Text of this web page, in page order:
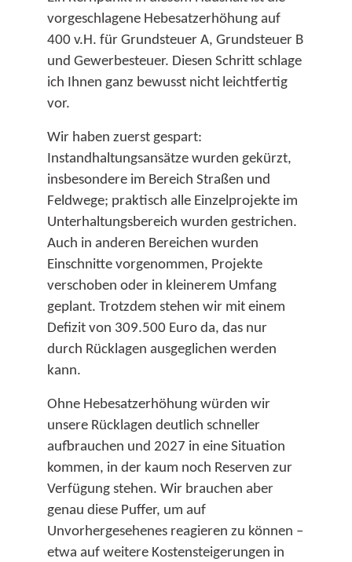
vorgeschlagene Hebesatzerhöhung auf
400 v.H. für Grundsteuer A, Grundsteuer B
und Gewerbesteuer. Diesen Schritt schlage
ich Ihnen ganz bewusst nicht leichtfertig
vor.​
Wir haben zuerst gespart:
Instandhaltungsansätze wurden gekürzt,
insbesondere im Bereich Straßen und
Feldwege; praktisch alle Einzelprojekte im
Unterhaltungsbereich wurden gestrichen.
Auch in anderen Bereichen wurden
Einschnitte vorgenommen, Projekte
verschoben oder in kleinerem Umfang
geplant. Trotzdem stehen wir mit einem
Defizit von 309.500 Euro da, das nur
durch Rücklagen ausgeglichen werden
kann.​
Ohne Hebesatzerhöhung würden wir
unsere Rücklagen deutlich schneller
aufbrauchen und 2027 in eine Situation
kommen, in der kaum noch Reserven zur
Verfügung stehen. Wir brauchen aber
genau diese Puffer, um auf
Unvorhergesehenes reagieren zu können –
etwa auf weitere Kostensteigerungen in